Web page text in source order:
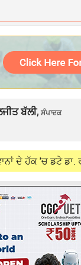
ਬੱਲੀ, ਸੰਪਾਦਕ
ਡਟੇ ਡਾ. ਰਵਜੋਤ